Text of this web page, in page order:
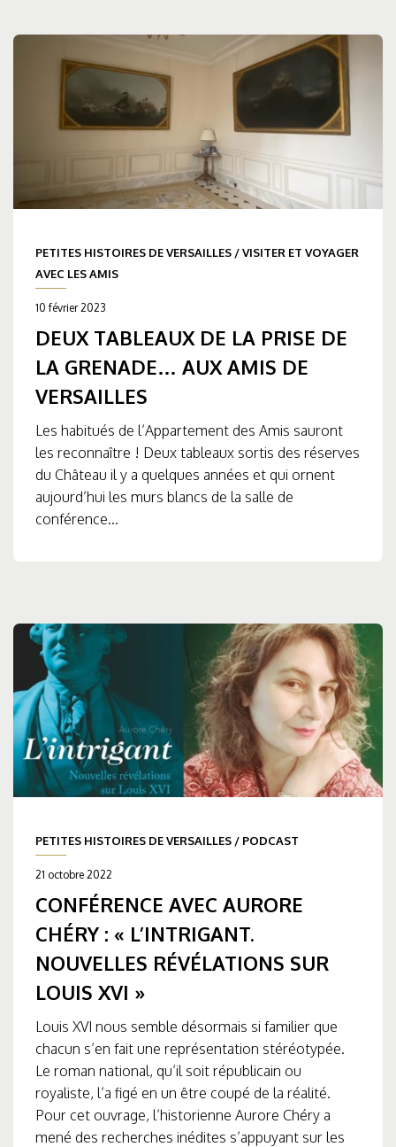
PETITES HISTOIRES DE VERSAILLES /VISITER ET VOYAGER
AVEC LES AMIS
10 février 2023
DEUX TABLEAUX DE LA PRISE DE
LA GRENADE… AUX AMIS DE
VERSAILLES
Les habitués de l’Appartement des Amis sauront
les reconnaître ! Deux tableaux sortis des réserves
du Château il y a quelques années et qui ornent
aujourd’hui les murs blancs de la salle de
conférence...
PETITES HISTOIRES DE VERSAILLES / PODCAST
21 octobre 2022
CONFÉRENCE AVEC AURORE
CHÉRY : « L’INTRIGANT.
NOUVELLES RÉVÉLATIONS SUR
LOUIS XVI »
Louis XVI nous semble désormais si familier que
chacun s’en fait une représentation stéréotypée.
Le roman national, qu’il soit républicain ou
royaliste, l’a figé en un être coupé de la réalité.
Pour cet ouvrage, l’historienne Aurore Chéry a
mené des recherches inédites s’appuyant sur les